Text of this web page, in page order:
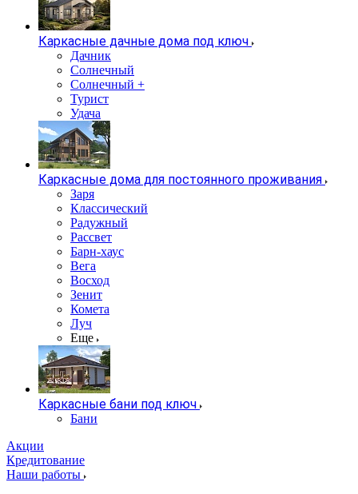
Каркасные дачные дома под ключ
Дачник
Солнечный
Солнечный +
Турист
Удача
Каркасные дома для постоянного проживания
Заря
Классический
Радужный
Рассвет
Барн-хаус
Вега
Восход
Зенит
Комета
Луч
Еще
Каркасные бани под ключ
Бани
Акции
Кредитование
Наши работы